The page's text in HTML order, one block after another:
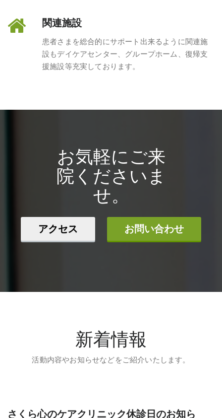
関連施設
患者さまを総合的にサポート出来るように関連施
設もデイケアセンター、グループホーム、復帰支
援施設等充実しております。
お気軽にご来
院くださいま
せ。
アクセス お問い合わせ
新着情報
活動内容やお知らせなどをご紹介いたします。
さくら心のケアクリニック休診日のお知ら